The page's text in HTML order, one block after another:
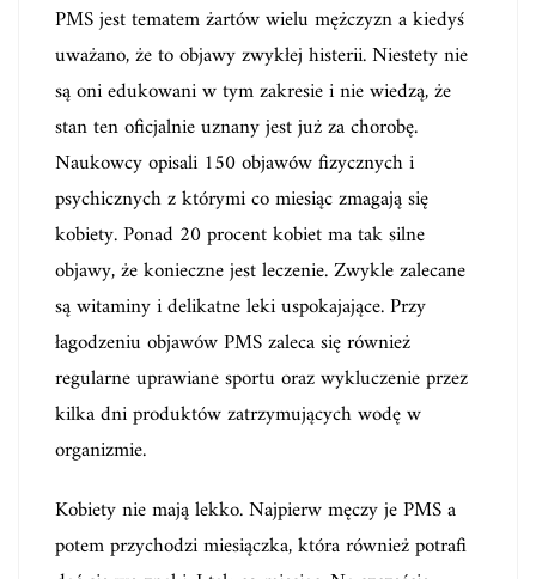
PMS jest tematem żartów wielu mężczyzn a kiedyś
uważano, że to objawy zwykłej histerii. Niestety nie
są oni edukowani w tym zakresie i nie wiedzą, że
stan ten oficjalnie uznany jest już za chorobę.
Naukowcy opisali 150 objawów fizycznych i
psychicznych z którymi co miesiąc zmagają się
kobiety. Ponad 20 procent kobiet ma tak silne
objawy, że konieczne jest leczenie. Zwykle zalecane
są witaminy i delikatne leki uspokajające. Przy
łagodzeniu objawów PMS zaleca się również
regularne uprawiane sportu oraz wykluczenie przez
kilka dni produktów zatrzymujących wodę w
organizmie.
Kobiety nie mają lekko. Najpierw męczy je PMS a
potem przychodzi miesiączka, która również potrafi